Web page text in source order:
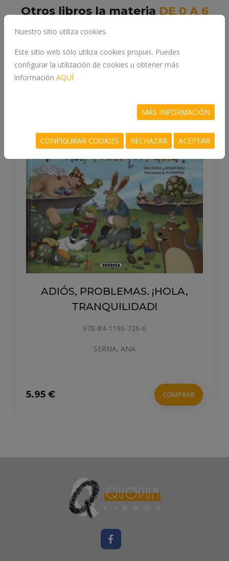
Otros libros la materia DE 0 A 6
AÑOS
PROBLEMAS. ¡HOLA,
TRANQUILIDAD!
Nuestro sitio utiliza cookies.
Este sitio web sólo utiliza cookies propias. Puedes
configurar la utilización de cookies u obtener más
información AQUÍ
MÁS INFORMACIÓN
CONFIGURAR COOKIES RECHAZAR ACEPTAR